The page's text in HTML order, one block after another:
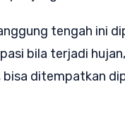
tengah ini
bila terjadi
bisa ditempatkan